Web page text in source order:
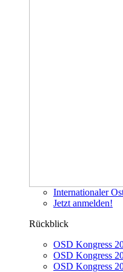
Internationaler
Jetzt anmelden!
Rückblick
OSD Kongress
OSD Kongress
OSD Kongress